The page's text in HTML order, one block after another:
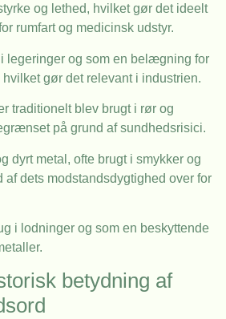
og lethed, hvilket gør det ideelt
rumfart og medicinsk udstyr.
legeringer og som en belægning for
gør det relevant i industrien.
traditionelt blev brugt i rør og
på grund af sundhedsrisici.
dyrt metal, ofte brugt i smykker og
af dets modstandsdygtighed over for
i lodninger og som en beskyttende
betydning af